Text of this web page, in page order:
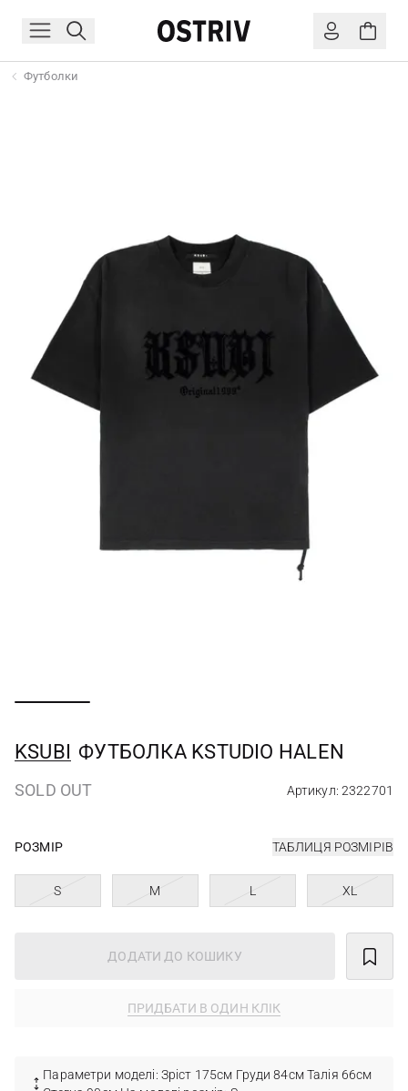
Футболки
KSUBI ФУТБОЛКА KSTUDIO HALEN
SOLD OUT Артикул: 2322701
РОЗМІР ТАБЛИЦЯ РОЗМІРІВ
S M L XL
ДОДАТИ ДО КОШИКУ
ПРИДБАТИ В ОДИН КЛІК
Параметри моделі: Зріст 175см Груди 84см Талія 66см